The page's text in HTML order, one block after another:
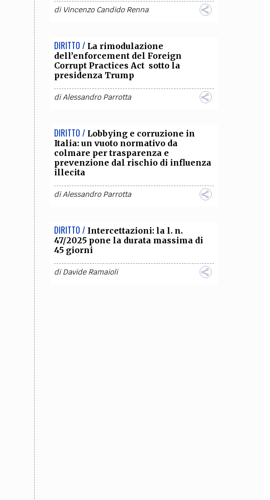
di Vincenzo Candido Renna
DIRITTO / La rimodulazione
dell’enforcement del Foreign
Corrupt Practices Act sotto la
presidenza Trump
diAlessandro Parrotta
DIRITTO / Lobbying e corruzione in
Italia: un vuoto normativo da
colmare per trasparenza e
prevenzione dal rischio di influenza
illecita
diAlessandro Parrotta
DIRITTO / Intercettazioni: la l. n.
47/2025 pone la durata massima di
45 giorni
diDavide Ramaioli